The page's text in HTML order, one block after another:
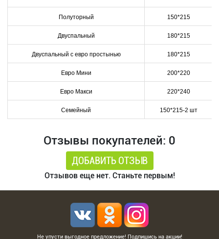
Полуторный 150*215
Двуспальный 180*215
Двуспальный с евро простынью 180*215
Евро Мини 200*220
Евро Макси 220*240
Семейный 150*215-2 шт
Отзывы покупателей: 0
ДОБАВИТЬ ОТЗЫВ
Отзывов еще нет. Станьте первым!
Не упусти выгодное предложение! Подпишись на акции!